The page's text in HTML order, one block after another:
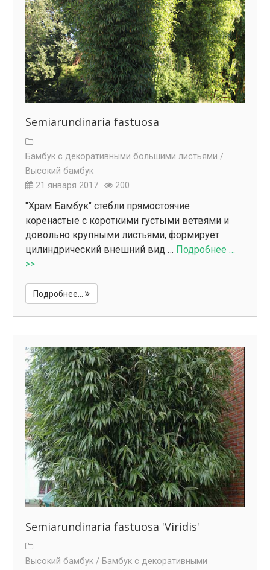
Semiarundinaria fastuosa
Бамбук с декоративными большими листьями /
Высокий бамбук
21 января 2017
200
"Храм Бамбук" стебли прямостоячие
коренастые с короткими густыми ветвями и
довольно крупными листьями, формирует
цилиндрический внешний вид … Подробнее …
>>
Подробнее...
Semiarundinaria fastuosa 'Viridis'
Высокий бамбук /Бамбук с декоративными